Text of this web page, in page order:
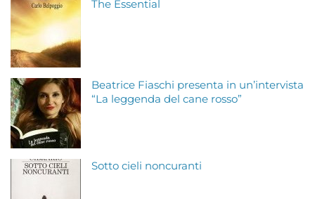
The Essential
Beatrice Fiaschi presenta in un’intervista
“La leggenda del cane rosso”
Sotto cieli noncuranti